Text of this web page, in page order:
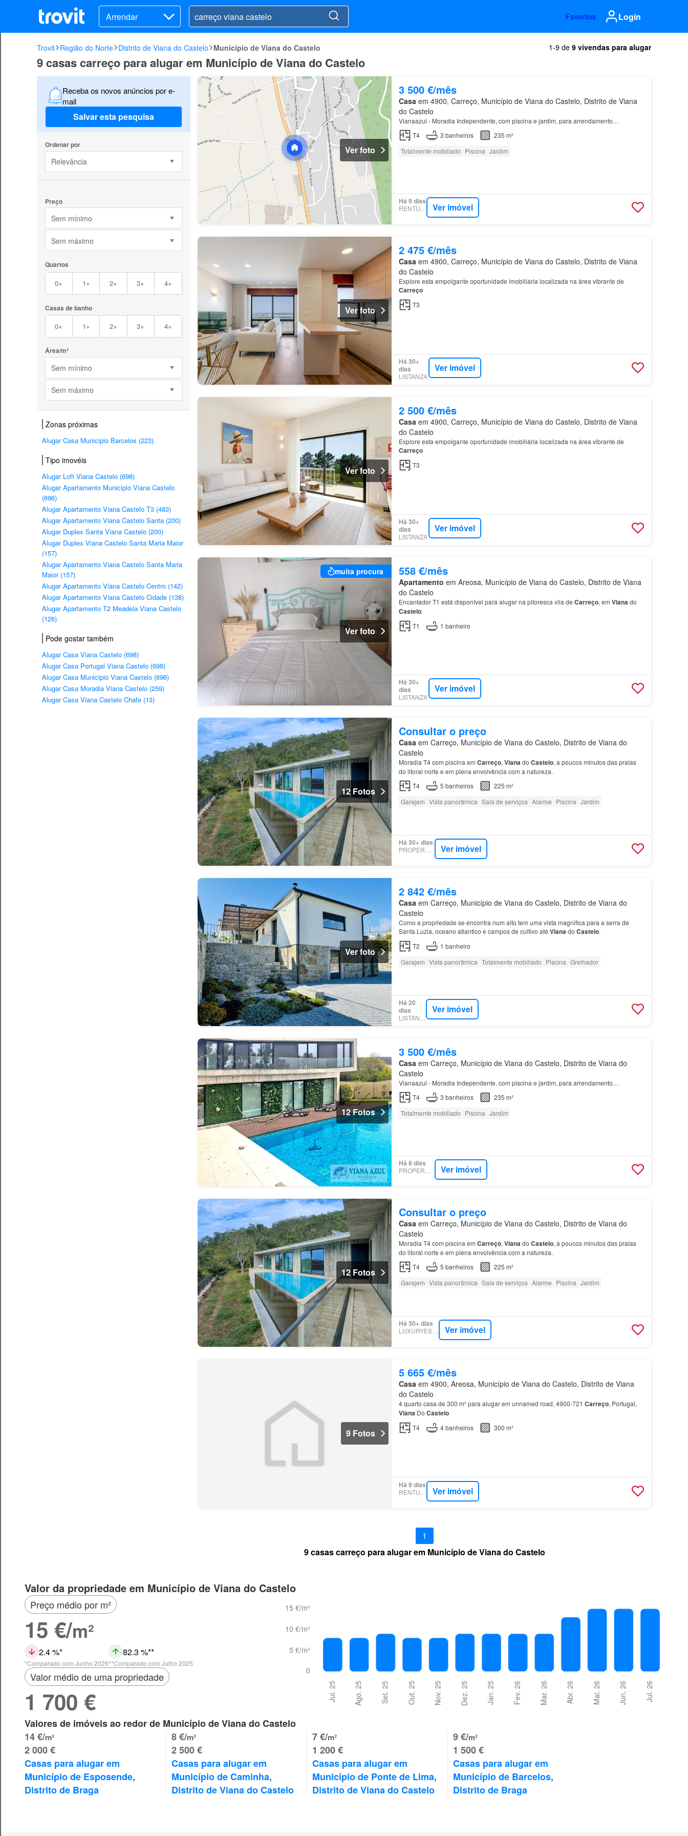
Arrendar Favoritos Login
Trovit Região do Norte Distrito de Viana do Castelo Município de Viana do Castelo 1-9 de 9 vivendas para alugar
9 casas carreço para alugar em Município de Viana do Castelo
Receba os novos anúncios por e-
mail
Salvar esta pesquisa
Ordenar por
Relevância
Preço
Sem mínimo
Sem máximo
Quartos
0+ 1+ 2+ 3+ 4+
Casas de banho
0+ 1+ 2+ 3+ 4+
Área/m²
Sem mínimo
Sem máximo
Zonas próximas
Alugar Casa Municipio Barcelos (223)
Tipo imovéis
Alugar Loft Viana Castelo (698)
Alugar Apartamento Municipio Viana Castelo
(696)
Alugar Apartamento Viana Castelo T3 (483)
Alugar Apartamento Viana Castelo Santa (200)
Alugar Duplex Santa Viana Castelo (200)
Alugar Duplex Viana Castelo Santa Maria Maior
(157)
Alugar Apartamento Viana Castelo Santa Maria
Maior (157)
Alugar Apartamento Viana Castelo Centro (142)
Alugar Apartamento Viana Castelo Cidade (138)
Alugar Apartamento T2 Meadela Viana Castelo
(126)
Pode gostar também
Alugar Casa Viana Castelo (698)
Alugar Casa Portugal Viana Castelo (698)
Alugar Casa Municipio Viana Castelo (696)
Alugar Casa Moradia Viana Castelo (259)
Alugar Casa Viana Castelo Chafe (13)
Ver foto
3 500 €/mês
Casaem 4900, Carreço, Município de Viana do Castelo, Distrito de Viana
do Castelo
Vianaazul - Moradia Independente, com piscina e jardim, para arrendamento…
T4
3 banheiros
235 m²
Totalmente mobiliado Piscina Jardim
Há 9 dias
RENTUMO Ver imóvel
Ver foto
2 475 €/mês
Casa em 4900, Carreço, Município de Viana do Castelo, Distrito de Viana
do Castelo
Explore esta empolgante oportunidade imobiliária localizada na área vibrante de
Carreço
T3
Há 30+
dias
LISTANZA
Ver imóvel
Ver foto
2 500 €/mês
Casa em 4900, Carreço, Município de Viana do Castelo, Distrito de Viana
do Castelo
Explore esta empolgante oportunidade imobiliária localizada na área vibrante de
Carreço
T3
Há 30+
dias
LISTANZA
Ver imóvel
muita procura
Ver foto
558 €/mês
Apartamento em Areosa, Município de Viana do Castelo, Distrito de Viana
do Castelo
Encantador T1 está disponível para alugar na pitoresca vila de Carreço, em Vianado
Castelo.
T1
1 banheiro
Há 30+
dias
LISTANZA
Ver imóvel
12 Fotos
Consultar o preço
Casa em Carreço, Município de Viana do Castelo, Distrito de Viana do
Castelo
Moradia T4 com piscina em Carreço, Vianado Castelo, a poucos minutos das praias
do litoral norte e em plena envolvência com a natureza.
T4
5 banheiros
225 m²
Garajem Vista panorâmica Sala de serviços Alarme Piscina Jardim
Há 30+ dias
PROPERSTAR Ver imóvel
Ver foto
2 842 €/mês
Casa em Carreço, Município de Viana do Castelo, Distrito de Viana do
Castelo
Como a propriedade se encontra num alto tem uma vista magnifica para a serra de
Santa Luzia, oceano atlantico e campos de cultivo até Vianado Castelo.
T2
1 banheiro
Garajem Vista panorâmica Totalmente mobiliado Piscina Grelhador
Há 20
dias
LISTANZA
Ver imóvel
12 Fotos
3 500 €/mês
Casa em Carreço, Município de Viana do Castelo, Distrito de Viana do
Castelo
Vianaazul - Moradia Independente, com piscina e jardim, para arrendamento…
T4
3 banheiros
235 m²
Totalmente mobiliado Piscina Jardim
Há 8 dias
Ver imóvel
12 Fotos
Consultar o preço
Casa em Carreço, Município de Viana do Castelo, Distrito de Viana do
Castelo
Moradia T4 com piscina em Carreço, Vianado Castelo, a poucos minutos das praias
do litoral norte e em plena envolvência com a natureza.
T4
5 banheiros
225 m²
Garajem Vista panorâmica Sala de serviços Alarme Piscina Jardim
Há 30+ dias
LUXURYESTATE Ver imóvel
9 Fotos
5 665 €/mês
Casa em 4900, Areosa, Município de Viana do Castelo, Distrito de Viana
do Castelo
4 quarto casa de 300 m² para alugar em unnamed road, 4900-721 Carreço, Portugal,
Viana Do Castelo
T4 4banheiros 300 m²
Há 9 dias
Ver imóvel
1
9 casas carreço para alugar em Município de Viana do Castelo
Valor da propriedade em Município de Viana do Castelo
Preço médio por m²
15 €/m²
2.4 %
Comparado com Junho 2026
82.3 %
Comparado com Julho 2025
Valor médio de uma propriedade
1 700 €
Valores de imóveis ao redor de Município de Viana do Castelo
2 000 €
14 €/m²
Casas para alugar em
Município de Esposende,
Distrito de Braga
2 500 €
8 €/m²
Casas para alugar em
Município de Caminha,
Distrito de Viana do Castelo
1 200 €
7 €/m²
Casas para alugar em
Município de Ponte de Lima,
Distrito de Viana do Castelo
1 500 €
9 €/m²
Casas para alugar em
Município de Barcelos,
Distrito de Braga